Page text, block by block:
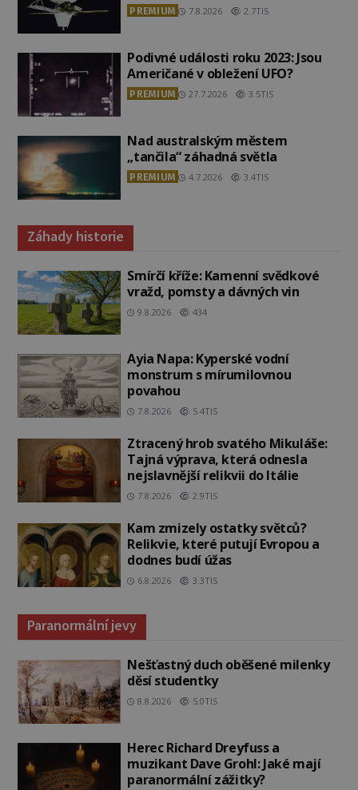
PREMIUM 7.8.2026 2.7TIS
Podivné události roku 2023: Jsou
Američané v obležení UFO?
PREMIUM 27.7.2026 3.5TIS
Nad australským městem
„tančila“ záhadná světla
PREMIUM 4.7.2026 3.4TIS
Záhady historie
Smírčí kříže: Kamenní svědkové
vražd, pomsty a dávných vin
9.8.2026 434
Ayia Napa: Kyperské vodní
monstrum s mírumilovnou
povahou
7.8.2026 5.4TIS
Ztracený hrob svatého Mikuláše:
Tajná výprava, která odnesla
nejslavnější relikvii do Itálie
7.8.2026 2.9TIS
Kam zmizely ostatky světců?
Relikvie, které putují Evropou a
dodnes budí úžas
6.8.2026 3.3TIS
Paranormální jevy
Nešťastný duch oběšené milenky
děsí studentky
8.8.2026 5.0TIS
Herec Richard Dreyfuss a
muzikant Dave Grohl: Jaké mají
paranormální zážitky?